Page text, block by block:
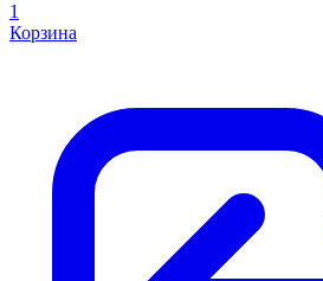
1
Корзина